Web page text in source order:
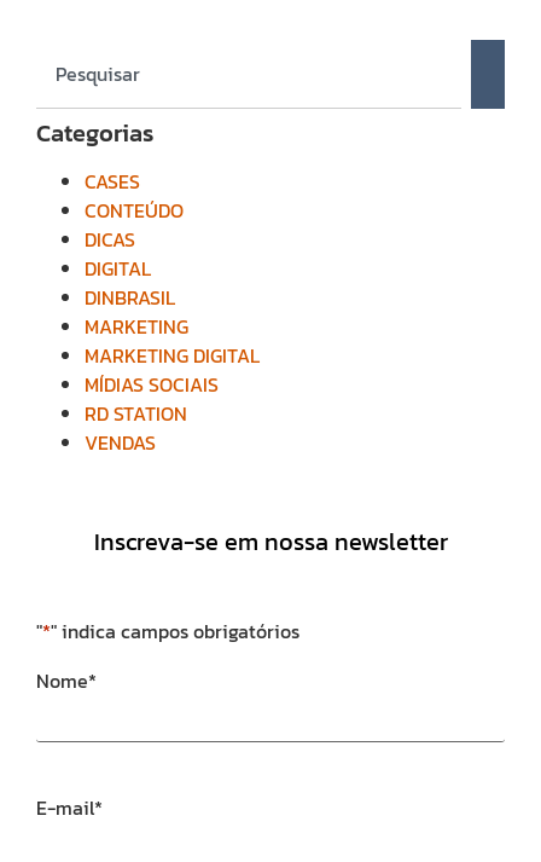
Categorias
CASES
CONTEÚDO
DICAS
DIGITAL
DINBRASIL
MARKETING
MARKETING DIGITAL
MÍDIAS SOCIAIS
RD STATION
VENDAS
Inscreva-se em nossa newsletter
"*" indica campos obrigatórios
Nome*
E-mail*